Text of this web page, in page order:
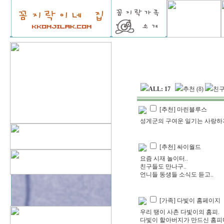
ALL: 17 추천 (8) 친
[추천] 마린블루스
성게군의 구여운 일기는 사랑
[추천] 싸이월드
요즘 시재 놀이터..
친구들도 만나구..
언니들 동생들 소식도 듣고..
[가족] 다빛이 홈페이지
우리 땡이 사촌 다빛이의 홈피.
다빛이 할아버지가 만드신 홈피